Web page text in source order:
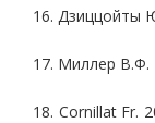
16. Дзиццойты
17. Миллер В.Ф.
18. Cornillat Fr.